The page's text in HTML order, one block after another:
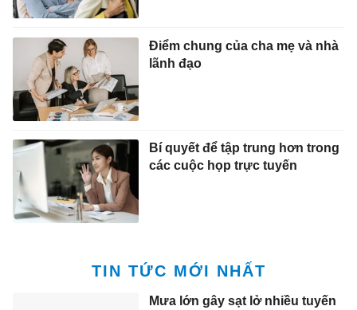
Điểm chung của cha mẹ và nhà
lãnh đạo
Bí quyết để tập trung hơn trong
các cuộc họp trực tuyến
TIN TỨC MỚI NHẤT
Mưa lớn gây sạt lở nhiều tuyến